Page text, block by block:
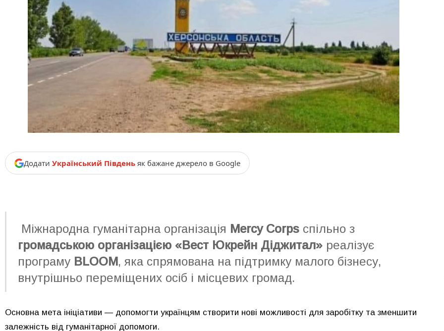
Додати Український Південь як бажане джерело в Google
Міжнародна гуманітарна організація Mercy Corpsспільно з
громадською організацією «Вест Юкрейн Діджитал»реалізує
програму BLOOM , яка спрямована на підтримку малого бізнесу,
внутрішньо переміщених осіб і місцевих громад.
Основна мета ініціативи — допомогти українцям створити нові можливості для заробітку та зменшити
залежність від гуманітарної допомоги.